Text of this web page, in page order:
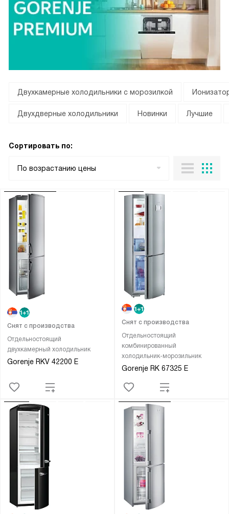
Двухкамерные холодильники с морозилкой
Двухдверные холодильники Новинки Лучшие
Сортировать по:
По возрастанию цены
Отдельностоящий
двухкамерный холодильник
Gorenje RKV 42200 E
Снят с производства
Отдельностоящий
комбинированный
холодильник-морозильник
Gorenje RK 67325 E
Снят с производства